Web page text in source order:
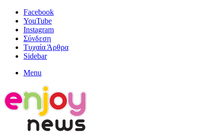
Facebook
YouTube
Instagram
Σύνδεση
Τυχαία Άρθρα
Sidebar
Menu